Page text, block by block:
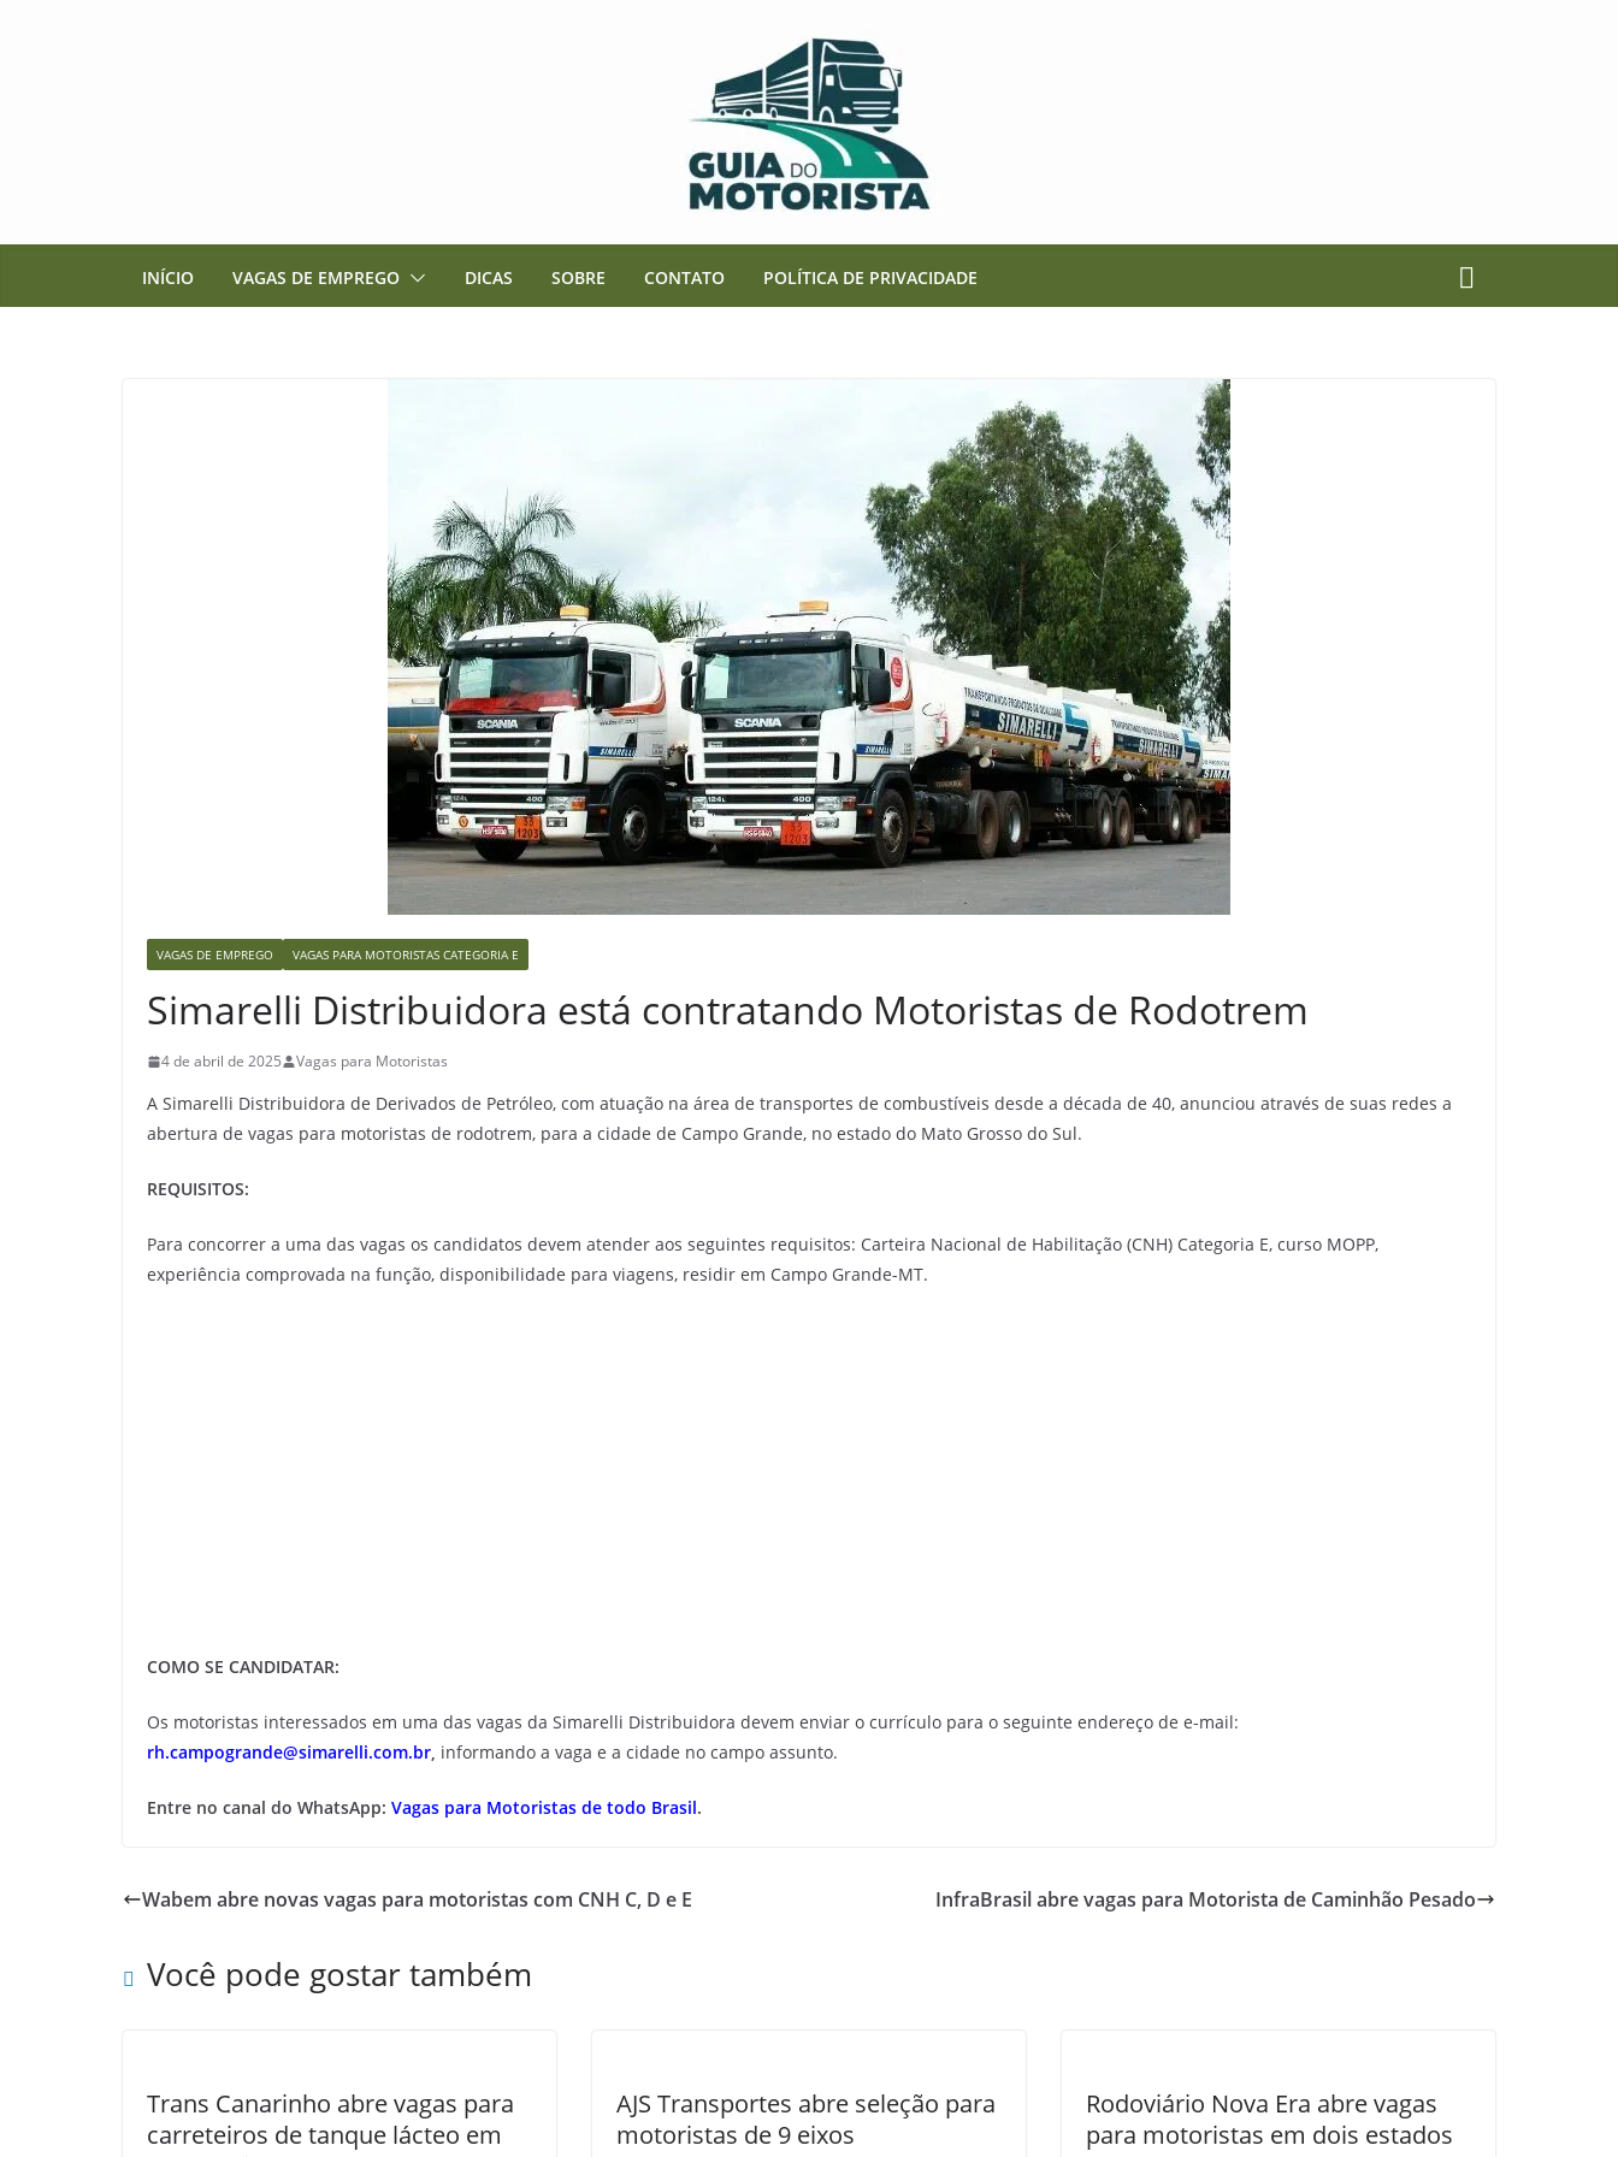
INÍCIO VAGAS DE EMPREGO DICAS SOBRE CONTATO POLÍTICA DE PRIVACIDADE
VAGAS DE EMPREGO VAGAS PARA MOTORISTAS CATEGORIA E
Simarelli Distribuidora está contratando Motoristas de Rodotrem
4 de abril de 2025 Vagas para Motoristas
A Simarelli Distribuidora de Derivados de Petróleo, com atuação na área de transportes de combustíveis desde a década de 40, anunciou através de suas redes a
abertura de vagas para motoristas de rodotrem, para a cidade de Campo Grande, no estado do Mato Grosso do Sul.
REQUISITOS:
Para concorrer a uma das vagas os candidatos devem atender aos seguintes requisitos: Carteira Nacional de Habilitação (CNH) Categoria E, curso MOPP,
experiência comprovada na função, disponibilidade para viagens, residir em Campo Grande-MT.
COMO SE CANDIDATAR:
Os motoristas interessados em uma das vagas da Simarelli Distribuidora devem enviar o currículo para o seguinte endereço de e-mail:
rh.campogrande@simarelli.com.br, informando a vaga e a cidade no campo assunto.
Entre no canal do WhatsApp: Vagas para Motoristas de todo Brasil.
Wabem abre novas vagas para motoristas com CNH C, D e E InfraBrasil abre vagas para Motorista de Caminhão Pesado
Você pode gostar também
Trans Canarinho abre vagas para
carreteiros de tanque lácteo em
AJS Transportes abre seleção para
motoristas de 9 eixos
Rodoviário Nova Era abre vagas
para motoristas em dois estados